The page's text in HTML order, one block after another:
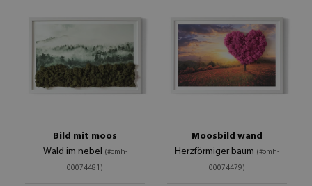
Bild mit moos
Wald im nebel (#omh-
00074481)
Moosbild wand
Herzförmiger baum (#omh-
00074479)